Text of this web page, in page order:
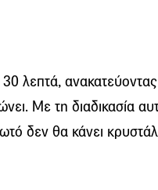
λεπτά,
Με τη διαδικασία
δεν θα κάνει